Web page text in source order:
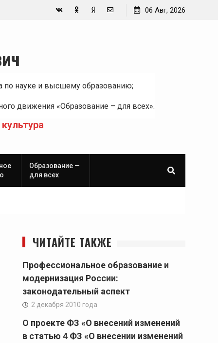
06 Авг, 2026
по науке и высшему образованию;
движения «Образование – для всех».
Образование —
для всех
ЧИТАЙТЕ ТАКЖЕ
Профессиональное образование и
модернизация России:
законодательный аспект
2 декабря 2010 года
О проекте ФЗ «О внесений изменений
в статью 4 ФЗ «О внесении изменений